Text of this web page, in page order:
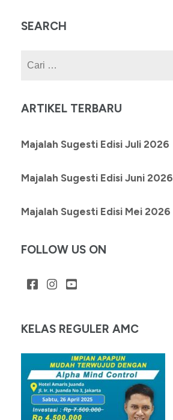
SEARCH
ARTIKEL TERBARU
Majalah Sugesti Edisi Juli 2026
Majalah Sugesti Edisi Juni 2026
Majalah Sugesti Edisi Mei 2026
FOLLOW US ON
KELAS REGULER AMC